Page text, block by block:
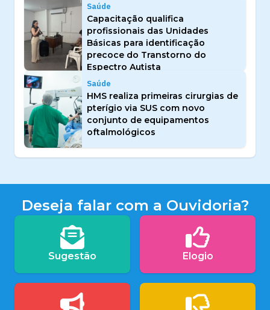
Saúde
Capacitação qualifica
profissionais das Unidades
Básicas para identificação
precoce do Transtorno do
Espectro Autista
Saúde
HMS realiza primeiras cirurgias de
pterígio via SUS com novo
conjunto de equipamentos
oftalmológicos
Deseja falar com a Ouvidoria?
Sugestão Elogio